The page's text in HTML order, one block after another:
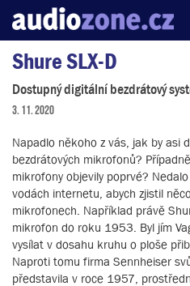
Server o digitálním zpracování zvuku
Shure SLX-D
Dostupný digitální bezdrátový
3. 11. 2020
Napadlo někoho z vás, jak by asi
bezdrátových mikrofonů?
mikrofony objevily poprvé?
vodách internetu, abych zjistil
mikrofonech. Například právě
mikrofon do roku 1953. Byl jím
vysílat v dosahu kruhu o ploše
Naproti tomu firma Sennheiser
představila v roce 1957,